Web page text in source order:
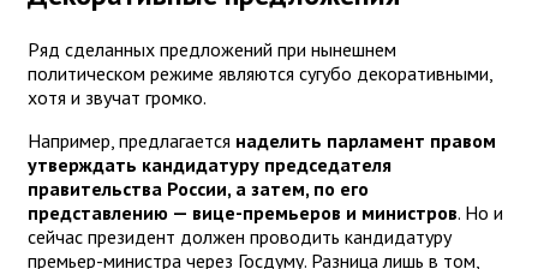
Ряд сделанных предложений при нынешнем
политическом режиме являются сугубо декоративными,
хотя и звучат громко.
Например, предлагается наделить парламент правом
утверждать кандидатуру председателя
правительства России, а затем, по его
представлению — вице-премьеров и министров. Но и
сейчас президент должен проводить кандидатуру
премьер-министра через Госдуму. Разница лишь в том,